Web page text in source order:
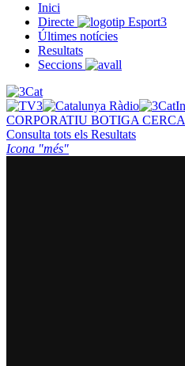
Inici
Directe
Últimes notícies
Resultats
Seccions
CORPORATIU BOTIGA CERCA
Consulta tots els Resultats
Icona "més"